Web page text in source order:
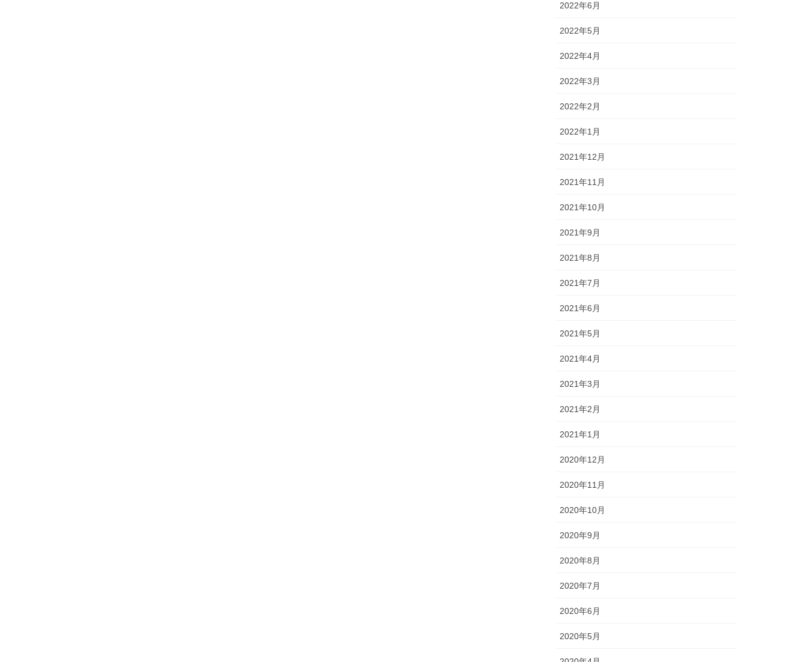
2022年6月
2022年5月
2022年4月
2022年3月
2022年2月
2022年1月
2021年12月
2021年11月
2021年10月
2021年9月
2021年8月
2021年7月
2021年6月
2021年5月
2021年4月
2021年3月
2021年2月
2021年1月
2020年12月
2020年11月
2020年10月
2020年9月
2020年8月
2020年7月
2020年6月
2020年5月